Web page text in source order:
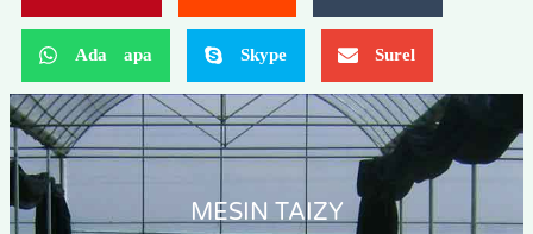
Ada apa Skype Surel
MESIN TAIZY